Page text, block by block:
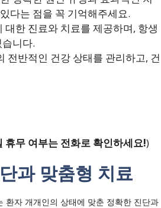
다는 점을 꼭 기억해주세요.
한 진료와 치료를 제공하며, 항생
니다.
전반적인 건강 상태를 관리하고, 건
휴무 여부는 전화로 확인하세요!)
과 맞춤형 치료
환자 개개인의 상태에 맞춘 정확한 진단과